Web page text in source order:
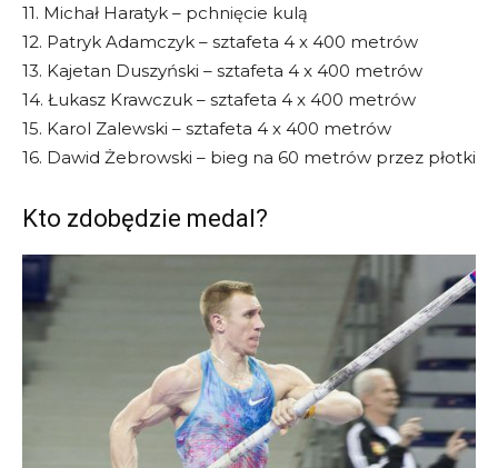
11. Michał Haratyk – pchnięcie kulą
12. Patryk Adamczyk – sztafeta 4 x 400 metrów
13. Kajetan Duszyński – sztafeta 4 x 400 metrów
14. Łukasz Krawczuk – sztafeta 4 x 400 metrów
15. Karol Zalewski – sztafeta 4 x 400 metrów
16. Dawid Żebrowski – bieg na 60 metrów przez płotki
Kto zdobędzie medal?